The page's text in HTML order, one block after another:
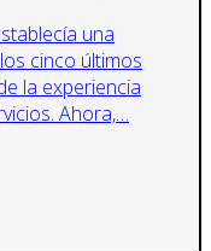
una
cinco últimos
la experiencia
Ahora,…